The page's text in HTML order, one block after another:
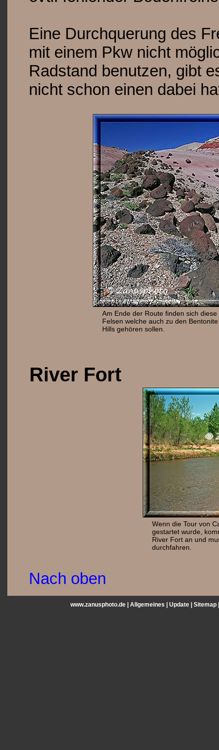
Eine Durchquerung des
mit einem Pkw nicht
Radstand benutzen, gibt
nicht schon einen dabei
Am Ende der Route finden sich diese
Felsen welche auch zu den Bentonite
Hills gehören sollen.
River Fort
Wenn die Tour von
gestartet wurde,
River Fort an und
durchfahren.
Nach oben
www.zanusphoto.de | Allgemeines Update Sitemap